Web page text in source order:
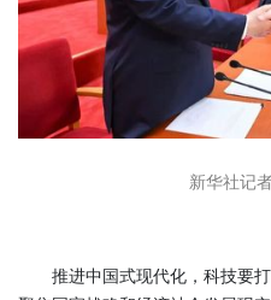
新华社记
推进中国式现代化，科技要打